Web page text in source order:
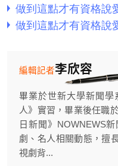
李欣容
編輯記者
畢業於世新大學新聞
人》實習，畢業後任職
日新聞》NOWNEWS
劇、名人相關動態，擅
視劇背...